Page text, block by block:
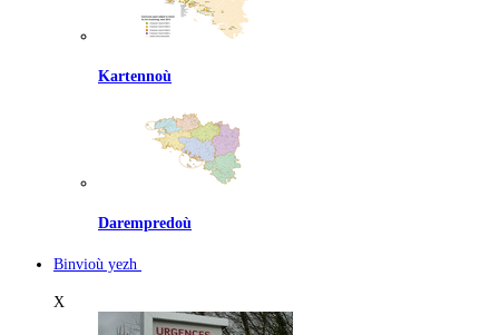
Kartennoù
Darempredoù
Binvioù yezh
X